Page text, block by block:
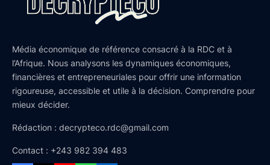
Média économique de référence consacré à la RDC et à
l’Afrique. Nous analysons les dynamiques économiques,
financières et entrepreneuriales pour offrir une information
rigoureuse, accessible et utile à la décision. Comprendre pour
mieux décider.
Rédaction : decrypteco.rdc@gmail.com
Contact : +243 982 394 483